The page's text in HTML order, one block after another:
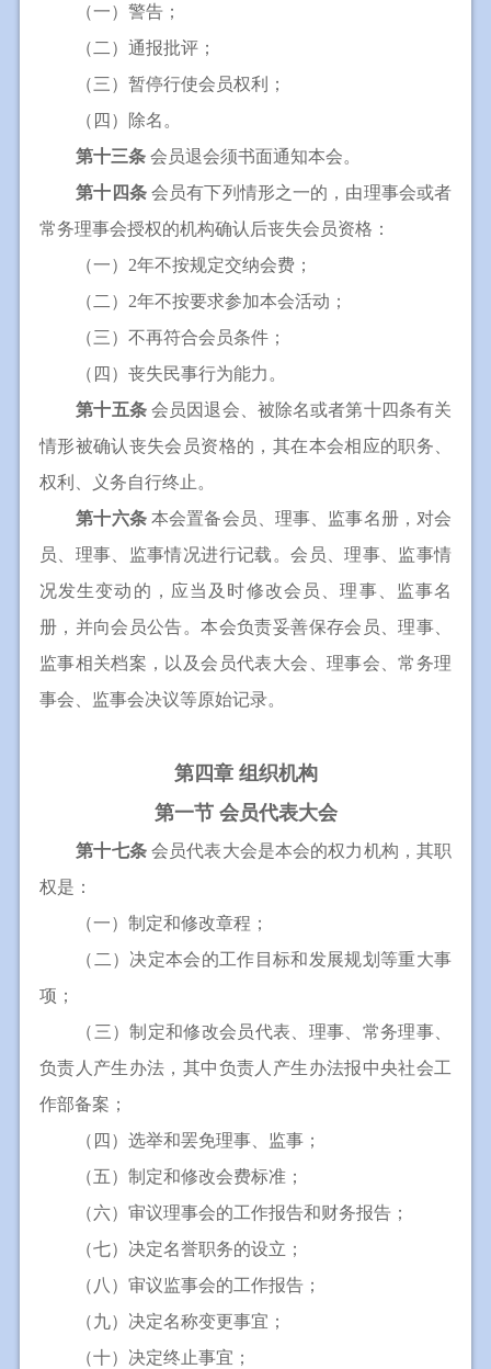
（一）警告；
（二）通报批评；
（三）暂停行使会员权利；
（四）除名。
第十三条 会员退会须书面通知本会。
第十四条会员有下列情形之一的，由理事会或者
常务理事会授权的机构确认后丧失会员资格：
（一）2年不按规定交纳会费；
（二）2年不按要求参加本会活动；
（三）不再符合会员条件；
（四）丧失民事行为能力。
第十五条会员因退会、被除名或者第十四条有关
情形被确认丧失会员资格的，其在本会相应的职务、
权利、义务自行终止。
第十六条本会置备会员、理事、监事名册，对会
员、理事、监事情况进行记载。会员、理事、监事情
况发生变动的，应当及时修改会员、理事、监事名
册，并向会员公告。本会负责妥善保存会员、理事、
监事相关档案，以及会员代表大会、理事会、常务理
事会、监事会决议等原始记录。
第四章 组织机构
第一节 会员代表大会
第十七条会员代表大会是本会的权力机构，其职
权是：
（一）制定和修改章程；
（二）决定本会的工作目标和发展规划等重大事
项；
（三）制定和修改会员代表、理事、常务理事、
负责人产生办法，其中负责人产生办法报中央社会工
作部备案；
（四）选举和罢免理事、监事；
（五）制定和修改会费标准；
（六）审议理事会的工作报告和财务报告；
（七）决定名誉职务的设立；
（八）审议监事会的工作报告；
（九）决定名称变更事宜；
（十）决定终止事宜；